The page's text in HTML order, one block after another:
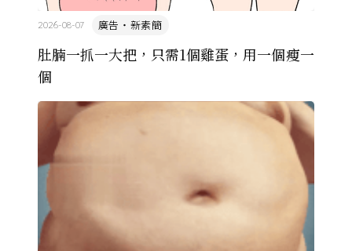
肚腩一抓一大把，只需1個雞蛋，用一個瘦一
個
廣告・新素簡
2026-08-07